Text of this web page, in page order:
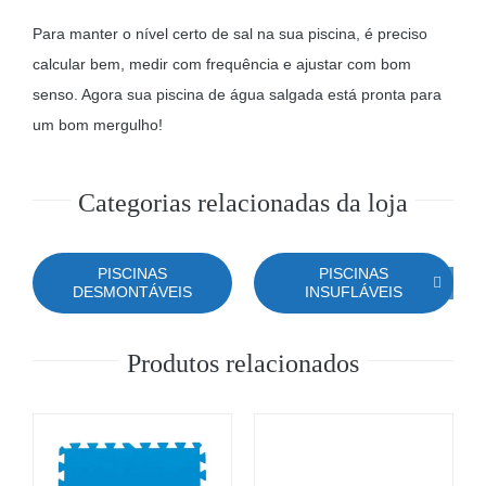
Para manter o nível certo de sal na sua piscina, é preciso
calcular bem, medir com frequência e ajustar com bom
senso. Agora sua piscina de água salgada está pronta para
um bom mergulho!
Categorias relacionadas da loja
PISCINAS
DESMONTÁVEIS
PISCINAS
INSUFLÁVEIS
Produtos relacionados